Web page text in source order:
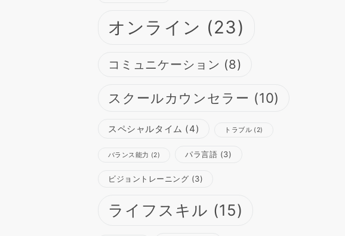
オンライン (23)
コミュニケーション (8)
スクールカウンセラー (10)
スペシャルタイム (4) トラブル (2)
バランス能力 (2) パラ言語 (3)
ビジョントレーニング (3)
ライフスキル (15)